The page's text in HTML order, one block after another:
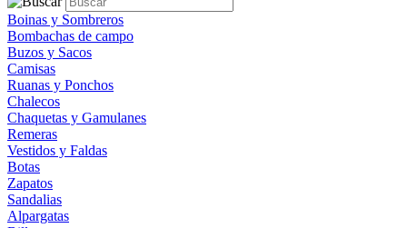
Boinas y Sombreros
Bombachas de campo
Buzos y Sacos
Camisas
Ruanas y Ponchos
Chalecos
Chaquetas y Gamulanes
Remeras
Vestidos y Faldas
Botas
Zapatos
Sandalias
Alpargatas